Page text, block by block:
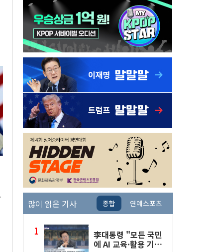
많이 읽은 기사 종합 연예스포츠
李대통령 "모든 국민
에 AI 교육·활용 기회